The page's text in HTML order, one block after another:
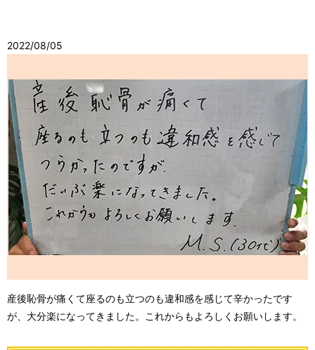
2022/08/05
産後恥骨が痛くて座るのも立つのも違和感を感じて辛かったです
が、大分楽になってきました。これからもよろしくお願いします。